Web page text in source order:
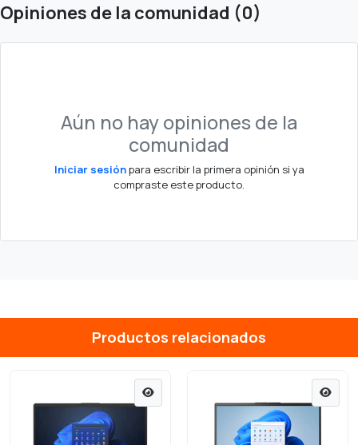
Opiniones de la comunidad (0)
Aún no hay opiniones de la
comunidad
Iniciar sesiónpara escribir la primera opinión si ya
compraste este producto.
Productos relacionados